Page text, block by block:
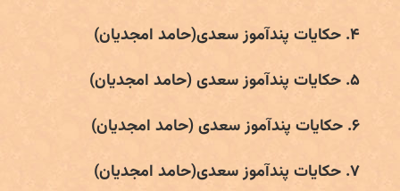
۴. حکایات پندآموز سعدی(حامد امجدیان)
۵. حکایات پندآموز سعدی (حامد امجدیان)
۶. حکایات پندآموز سعدی (حامد امجدیان)
۷. حکایات پندآموز سعدی(حامد امجدیان)